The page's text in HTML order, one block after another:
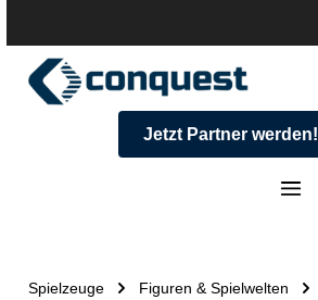
Jetzt Partner werden!
Spielzeuge
Figuren & Spielwelten